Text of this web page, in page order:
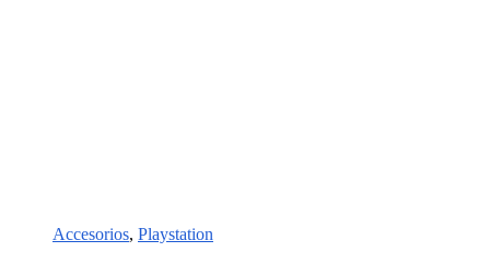
Accesorios, Playstation